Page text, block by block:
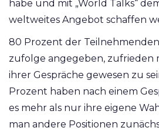
habe und mit „World Talks“
weltweites Angebot schaffen
80 Prozent der Teilnehmenden
zufolge angegeben, zufrieden
ihrer Gespräche gewesen zu
Prozent haben nach einem
es mehr als nur ihre eigene
man andere Positionen